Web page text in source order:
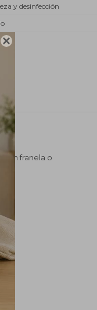

y desinfección
con franela o